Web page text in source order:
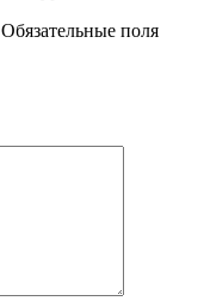
Обязательные поля